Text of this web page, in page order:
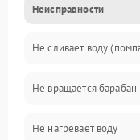
Электропитание
Водоснабжение
Слив
Программное
Неисправности
Не сливает воду
Не вращается барабан
Не нагревает воду